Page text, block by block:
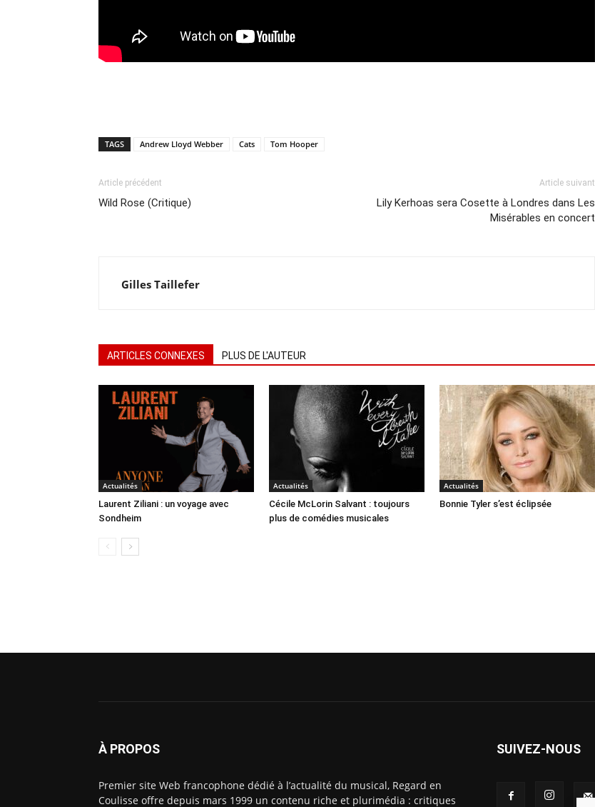
TAGS Andrew Lloyd Webber Cats Tom Hooper
Article précédent
Wild Rose (Critique)
Article suivant
Lily Kerhoas sera Cosette à Londres dans Les
Misérables en concert
Gilles Taillefer
ARTICLES CONNEXES PLUS DE L'AUTEUR
Actualités
Laurent Ziliani : un voyage avec
Sondheim
Actualités
Cécile McLorin Salvant : toujours
plus de comédies musicales
Actualités
Bonnie Tyler s’est éclipsée
À PROPOS
Premier site Web francophone dédié à l’actualité du musical, Regard en
Coulisse offre depuis mars 1999 un contenu riche et plurimédia : critiques
SUIVEZ-NOUS